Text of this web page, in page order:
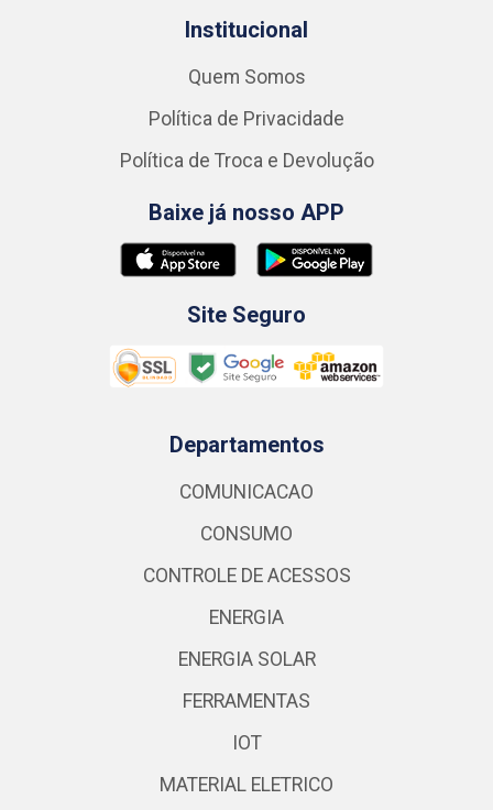
Institucional
Quem Somos
Política de Privacidade
Política de Troca e Devolução
Baixe já nosso APP
Site Seguro
Departamentos
COMUNICACAO
CONSUMO
CONTROLE DE ACESSOS
ENERGIA
ENERGIA SOLAR
FERRAMENTAS
IOT
MATERIAL ELETRICO